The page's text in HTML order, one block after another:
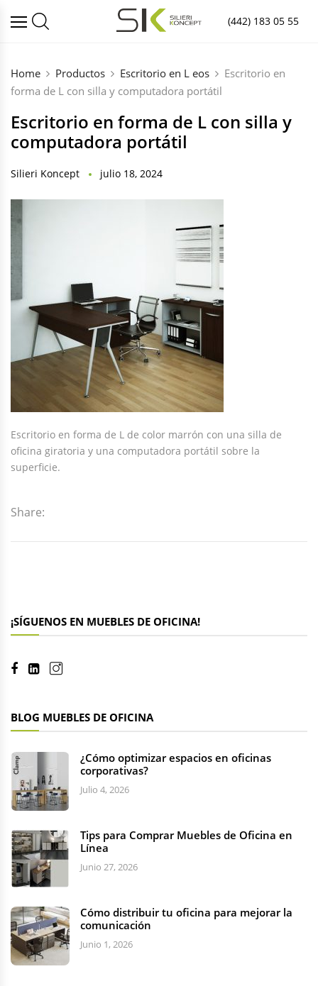
(442) 183 05 55
Home Productos Escritorio en L eos
Escritorio en
forma de L con silla y computadora portátil
Escritorio en forma de L con silla y
computadora portátil
Silieri Koncept julio 18, 2024
Escritorio en forma de L de color marrón con una silla de
oficina giratoria y una computadora portátil sobre la
superficie.
Share:
¡SÍGUENOS EN MUEBLES DE OFICINA!
BLOG MUEBLES DE OFICINA
¿Cómo optimizar espacios en oficinas
corporativas?
Julio 4, 2026
Tips para Comprar Muebles de Oficina en
Línea
Junio 27, 2026
Cómo distribuir tu oficina para mejorar la
comunicación
Junio 1, 2026